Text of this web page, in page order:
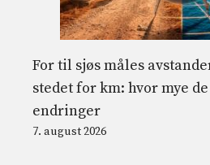
For til sjøs måles
stedet for km: hvor mye
endringer
7. august 2026